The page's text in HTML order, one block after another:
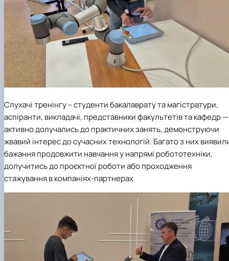
Слухачі тренінгу – студенти бакалаврату та магістратури,
аспіранти, викладачі, представники факультетів та кафедр —
активно долучались до практичних занять, демонструючи
жвавий інтерес до сучасних технологій. Багато з них
бажання продовжити навчання у напрямі робототехніки,
долучитись до проєктної роботи або проходження
стажування в компаніях-партнерах.